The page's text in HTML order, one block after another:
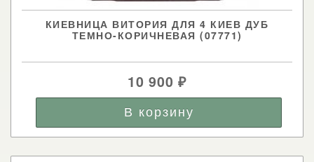
КИЕВНИЦА ВИТОРИЯ ДЛЯ 4 КИЕВ ДУБ
ТЕМНО-КОРИЧНЕВАЯ (07771)
10 900₽